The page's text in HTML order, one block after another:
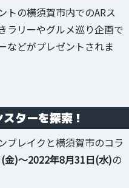
トの横須賀市内でのARス
ラリーやグルメ巡り企画で
などがプレゼントされま
ターを探索！
ブレイクと横須賀市のコラ
金)～2022年8月31日(水)の